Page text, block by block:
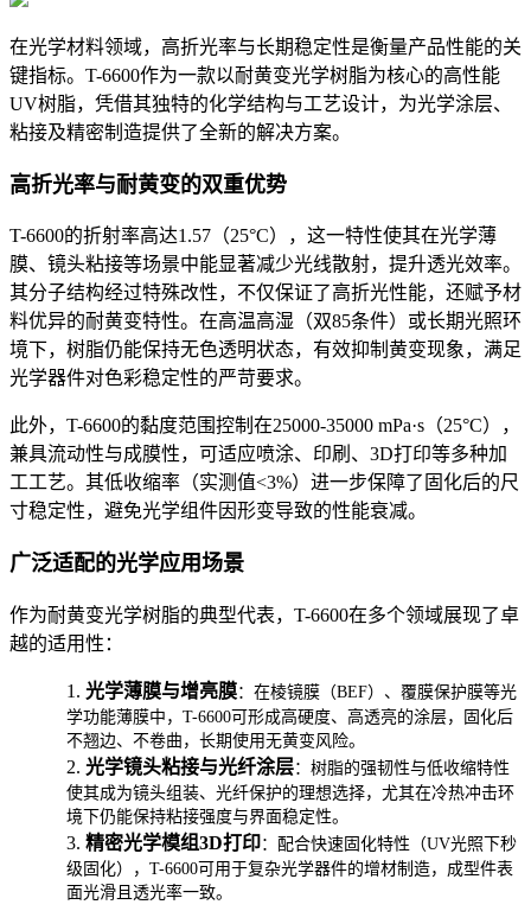
在光学材料领域，高折光率与长期稳定性是衡量产品性能的关
键指标。 T-6600作为一款以耐黄变光学树脂为核心的高性能
UV树脂，凭借其独特的化学结构与工艺设计，为光学涂层、
粘接及精密制造提供了全新的解决方案。
高折光率与耐黄变的双重优势
T-6600的折射率高达1.57（25°C），这一特性使其在光学薄
膜、镜头粘接等场景中能显著减少光线散射，提升透光效率。
其分子结构经过特殊改性，不仅保证了高折光性能，还赋予材
料优异的耐黄变特性。在高温高湿（双85条件）或长期光照环
境下，树脂仍能保持无色透明状态，有效抑制黄变现象，满足
光学器件对色彩稳定性的严苛要求。
此外，T-6600的黏度范围控制在25000-35000 mPa·s（25°C），
兼具流动性与成膜性，可适应喷涂、印刷、3D打印等多种加
工工艺。其低收缩率（实测值<3%）进一步保障了固化后的尺
寸稳定性，避免光学组件因形变导致的性能衰减。
广泛适配的光学应用场景
作为耐黄变光学树脂的典型代表，T-6600在多个领域展现了卓
越的适用性：
1. 光学薄膜与增亮膜：在棱镜膜（BEF）、覆膜保护膜等光
学功能薄膜中，T-6600可形成高硬度、高透亮的涂层，固化后
不翘边、不卷曲，长期使用无黄变风险。
2. 光学镜头粘接与光纤涂层：树脂的强韧性与低收缩特性
使其成为镜头组装、光纤保护的理想选择，尤其在冷热冲击环
境下仍能保持粘接强度与界面稳定性。
3. 精密光学模组3D打印：配合快速固化特性（UV光照下秒
级固化），T-6600可用于复杂光学器件的增材制造，成型件表
面光滑且透光率一致。